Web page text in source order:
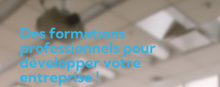
Des formations
professionnels pour
développer votre
entreprise !